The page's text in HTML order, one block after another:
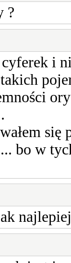
?
i
bo w